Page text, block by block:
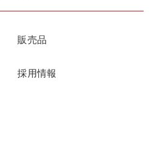
販売品
採用情報